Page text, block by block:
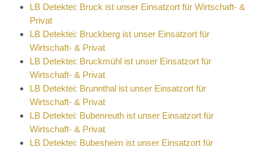
LB Detektei: Bruck ist unser Einsatzort für Wirtschaft- &
Privat
LB Detektei: Bruckberg ist unser Einsatzort für
Wirtschaft- & Privat
LB Detektei: Bruckmühl ist unser Einsatzort für
Wirtschaft- & Privat
LB Detektei: Brunnthal ist unser Einsatzort für
Wirtschaft- & Privat
LB Detektei: Bubenreuth ist unser Einsatzort für
Wirtschaft- & Privat
LB Detektei: Bubesheim ist unser Einsatzort für